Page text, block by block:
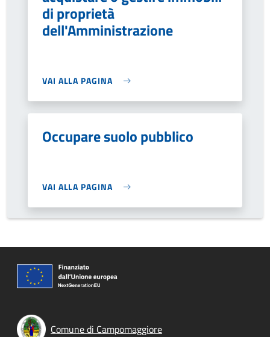
di proprietà
dell'Amministrazione
VAI ALLA PAGINA
Occupare suolo pubblico
VAI ALLA PAGINA
Comune di Campomaggiore